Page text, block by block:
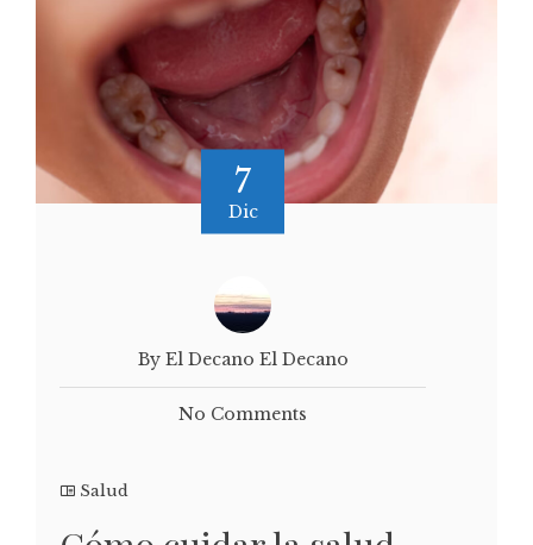
7
Dic
By El Decano El Decano
No Comments
Salud